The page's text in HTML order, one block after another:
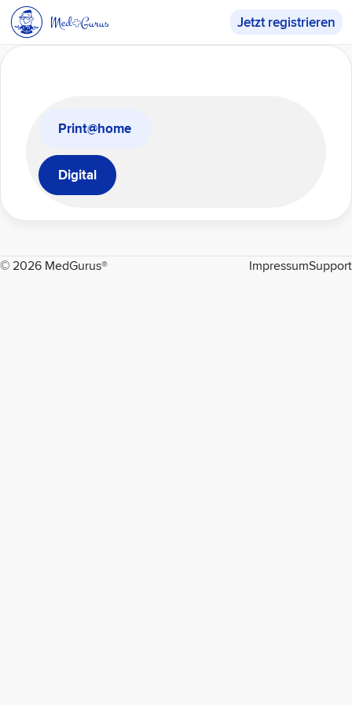
Home
Jetzt registrieren
Print@home
Digital
© 2026 MedGurus® ImpressumSupport